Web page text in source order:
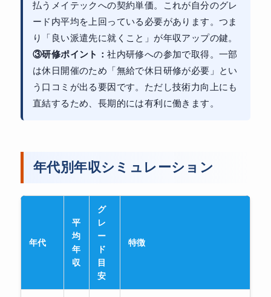
払うメイテックへの契約単価。これが自分のグレ
ード内平均を上回っている必要があります。つま
り「良い派遣先に就くこと」が年収アップの鍵。
③研修ポイント：社内研修への参加で取得。一部
は休日開催のため「無給で休日研修が必要」とい
う口コミが出る要因です。ただし技術力向上にも
直結するため、長期的には有利に働きます。
年代別年収シミュレーション
年代
平
均
年
収
グ
レ
ー
ド
目
安
特徴